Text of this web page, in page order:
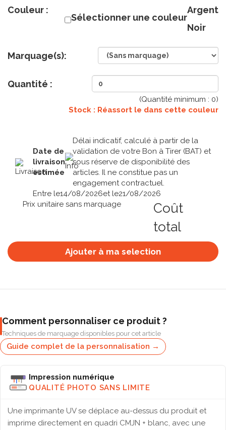
Couleur :
Sélectionner une couleur
Argent
Noir
Marquage(s):
Quantité :
(Quantité minimum : 0)
Stock : Réassort le dans cette couleur
Date de
livraison
estimée
Délai indicatif, calculé à partir de la
validation de votre Bon à Tirer (BAT) et
sous réserve de disponibilité des
articles. Il ne constitue pas un
engagement contractuel.
Entre le14/08/2026et le21/08/2026
Prix unitaire sans marquage
Coût
total
Ajouter à ma selection
Comment personnaliser ce produit ?
Techniques de marquage disponibles pour cet article
Guide complet de la personnalisation →
Impression numérique
QUALITÉ PHOTO SANS LIMITE
Une imprimante UV se déplace au-dessus du produit et
imprime directement en quadri CMJN + blanc, avec une